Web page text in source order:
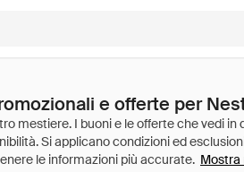
e offerte per
Mostra